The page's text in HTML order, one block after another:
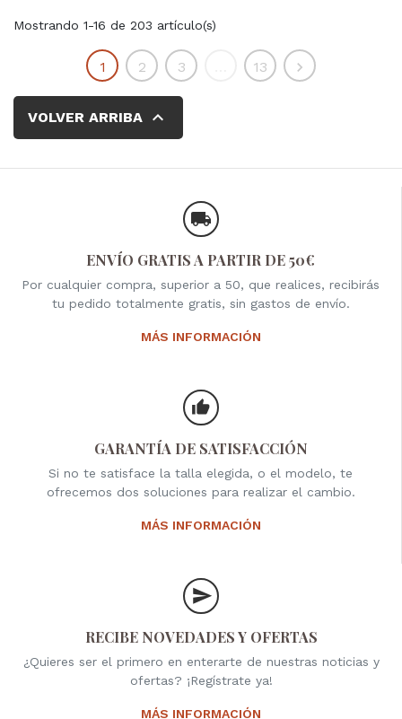
Mostrando 1-16 de 203 artículo(s)
1 2 3 13 Siguiente

VOLVER ARRIBA 
ENVÍO GRATIS A PARTIR DE 50€
Por cualquier compra, superior a 50, que realices, recibirás
tu pedido totalmente gratis, sin gastos de envío.
MÁS INFORMACIÓN
GARANTÍA DE SATISFACCIÓN
Si no te satisface la talla elegida, o el modelo, te
ofrecemos dos soluciones para realizar el cambio.
MÁS INFORMACIÓN
RECIBE NOVEDADES Y OFERTAS
¿Quieres ser el primero en enterarte de nuestras noticias y
ofertas? ¡Regístrate ya!
MÁS INFORMACIÓN